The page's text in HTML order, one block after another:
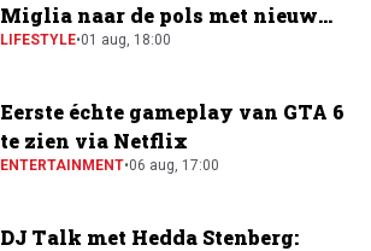
Miglia naar de pols met nieuw
horloge
LIFESTYLE•01 aug, 18:00
Eerste échte gameplay van GTA 6
te zien via Netflix
ENTERTAINMENT•06 aug, 17:00
DJ Talk met Hedda Stenberg: